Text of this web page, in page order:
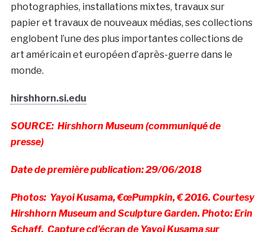
photographies, installations mixtes, travaux sur
papier et travaux de nouveaux médias, ses collections
englobent l’une des plus importantes collections de
art américain et européen d’après-guerre dans le
monde.
hirshhorn.si.edu
SOURCE: Hirshhorn Museum (communiqué de
presse)
Date de première publication: 29/06/2018
Photos: Yayoi Kusama, €œPumpkin, € 2016. Courtesy
Hirshhorn Museum and Sculpture Garden. Photo: Erin
Schaff, Capture cd’écran de Yayoi Kusama sur